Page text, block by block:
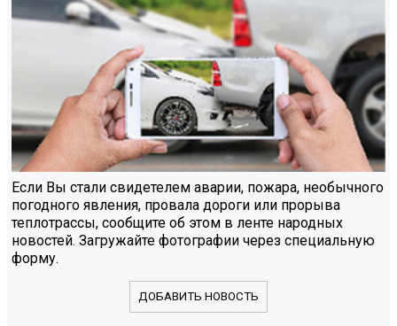
Если Вы стали свидетелем аварии, пожара, необычного
погодного явления, провала дороги или прорыва
теплотрассы, сообщите об этом в ленте народных
новостей. Загружайте фотографии через специальную
форму.
ДОБАВИТЬ НОВОСТЬ